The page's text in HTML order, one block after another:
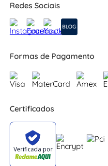
Redes Sociais
Formas de Pagamento
Certificados